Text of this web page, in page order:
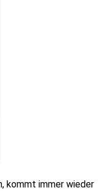
kommt immer wieder